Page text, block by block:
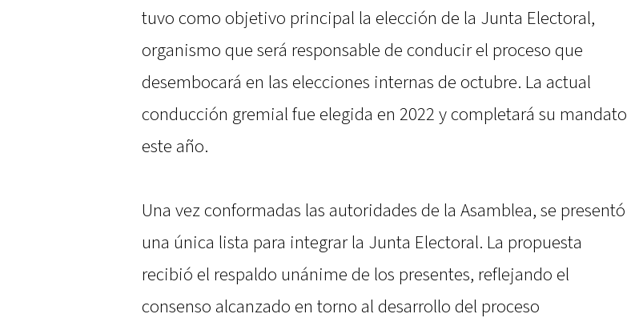
tuvo como objetivo principal la elección de la Junta Electoral,
organismo que será responsable de conducir el proceso que
desembocará en las elecciones internas de octubre. La actual
conducción gremial fue elegida en 2022 y completará su mandato
este año.
Una vez conformadas las autoridades de la Asamblea, se presentó
una única lista para integrar la Junta Electoral. La propuesta
recibió el respaldo unánime de los presentes, reflejando el
consenso alcanzado en torno al desarrollo del proceso